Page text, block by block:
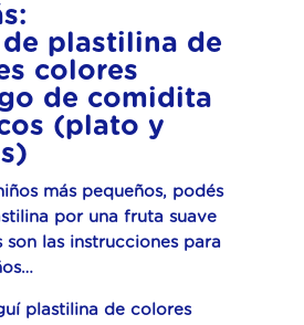
de plastilina de
colores
de comidita
(plato y
más pequeños, podés
por una fruta suave
son las instrucciones para
plastilina de colores